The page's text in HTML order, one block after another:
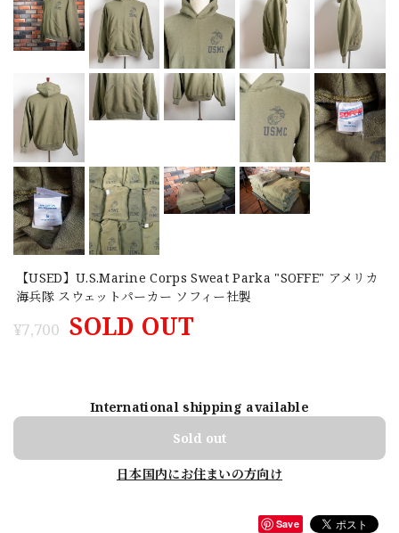
【USED】U.S.Marine Corps Sweat Parka "SOFFE" アメリカ
海兵隊 スウェットパーカー ソフィー社製
¥7,700 SOLD OUT
International shipping available
Sold out
日本国内にお住まいの方向け
Save